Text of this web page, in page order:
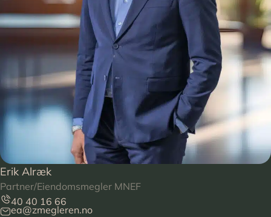
Erik Alræk
Partner/Eiendomsmegler MNEF
40 40 16 66
ea@zmegleren.no